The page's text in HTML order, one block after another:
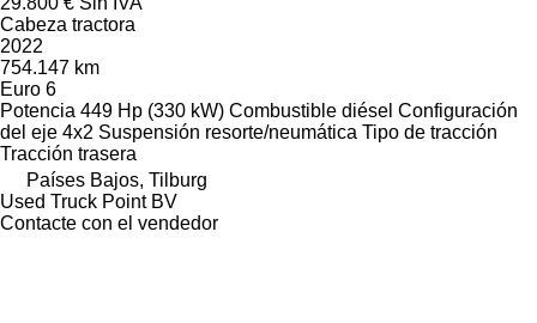
Cabeza tractora
2022
754.147 km
Euro 6
Potencia 449 Hp (330 kW) Combustible diésel Configuración
del eje 4x2 Suspensión resorte/neumática Tipo de tracción
Tracción trasera
Países Bajos, Tilburg
Used Truck Point BV
Contacte con el vendedor